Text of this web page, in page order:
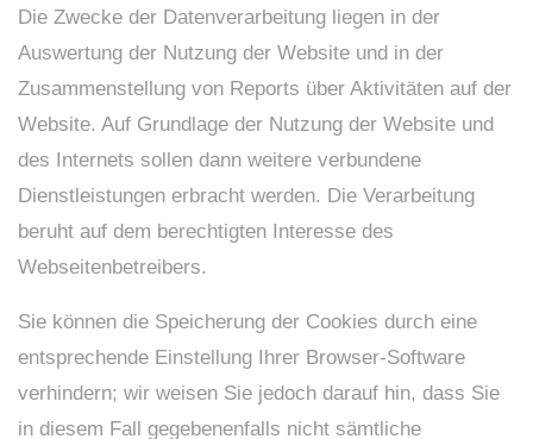
Die Zwecke der Datenverarbeitung liegen in der
Auswertung der Nutzung der Website und in der
Zusammenstellung von Reports über Aktivitäten auf der
Website. Auf Grundlage der Nutzung der Website und
des Internets sollen dann weitere verbundene
Dienstleistungen erbracht werden. Die Verarbeitung
beruht auf dem berechtigten Interesse des
Webseitenbetreibers.
Sie können die Speicherung der Cookies durch eine
entsprechende Einstellung Ihrer Browser-Software
verhindern; wir weisen Sie jedoch darauf hin, dass Sie
in diesem Fall gegebenenfalls nicht sämtliche